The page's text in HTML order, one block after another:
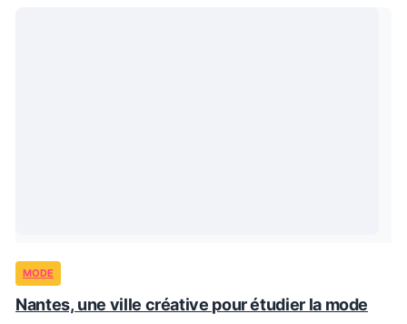
MODE
Nantes, une ville créative pour étudier la mode